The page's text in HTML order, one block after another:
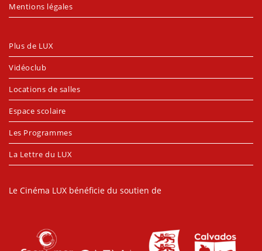
Mentions légales
Plus de LUX
Vidéoclub
Locations de salles
Espace scolaire
Les Programmes
La Lettre du LUX
Le Cinéma LUX bénéficie du soutien de